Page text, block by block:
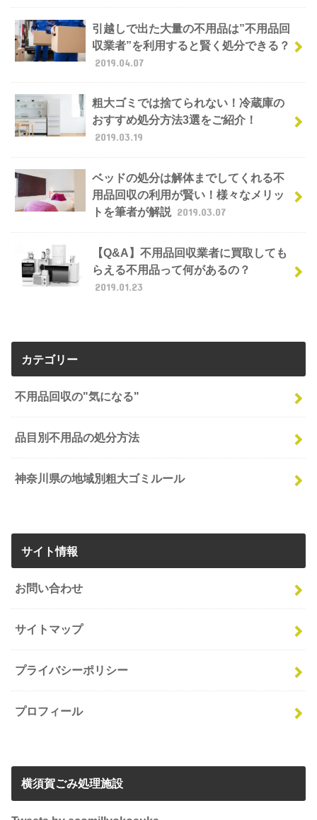
引越しで出た大量の不用品は”不用品回
収業者”を利用すると賢く処分できる？
2019.04.07
粗大ゴミでは捨てられない！冷蔵庫の
おすすめ処分方法3選をご紹介！
2019.03.19
ベッドの処分は解体までしてくれる不
用品回収の利用が賢い！様々なメリッ
トを筆者が解説 2019.03.07
【Q&A】不用品回収業者に買取しても
らえる不用品って何があるの？
2019.01.23
カテゴリー
不用品回収の"気になる"
品目別不用品の処分方法
神奈川県の地域別粗大ゴミルール
サイト情報
お問い合わせ
サイトマップ
プライバシーポリシー
プロフィール
横須賀ごみ処理施設